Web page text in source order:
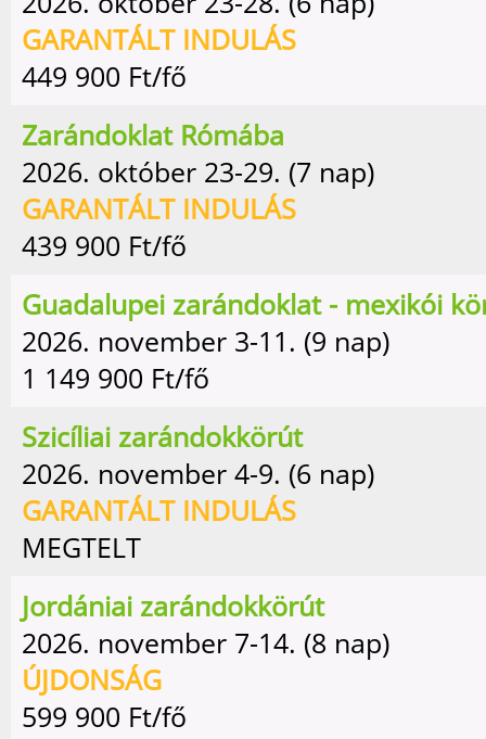
GARANTÁLT INDULÁS
449 900 Ft/fő
Zarándoklat Rómába
2026. október 23-29. (7 nap)
GARANTÁLT INDULÁS
439 900 Ft/fő
Guadalupei zarándoklat - mexikói
2026. november 3-11. (9 nap)
1 149 900 Ft/fő
Szicíliai zarándokkörút
2026. november 4-9. (6 nap)
GARANTÁLT INDULÁS
MEGTELT
Jordániai zarándokkörút
2026. november 7-14. (8 nap)
ÚJDONSÁG
599 900 Ft/fő